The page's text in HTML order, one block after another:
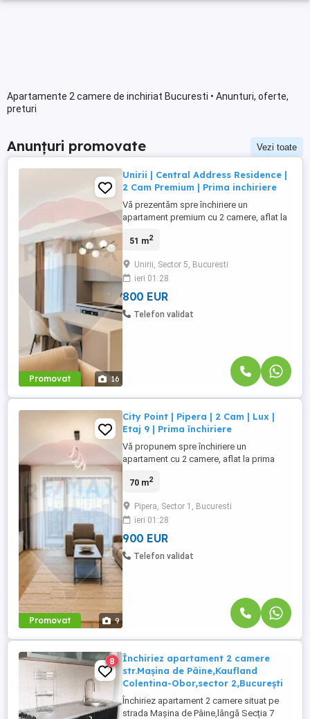
Apartamente 2 camere de inchiriat Bucuresti • Anunturi, oferte,
preturi
Anunțuri promovate Vezi toate
Promovat 16
Unirii | Central Address Residence |
2 Cam Premium | Prima inchiriere
Vă prezentăm spre închiriere un
apartament premium cu 2 camere, aflat la
rezidențial Central Address Residence –
poziționarea excelentă și accesul rapid
către centrul Capitalei. Situat la etajul 9 al
unui imobil finalizat în ...
51 m2
Unirii, Sector 5, Bucuresti
ieri 01:28
800 EUR
Telefon validat
Promovat 9
City Point | Pipera | 2 Cam | Lux |
Etaj 9 | Prima închiriere
Vă propunem spre închiriere un
apartament cu 2 camere, aflat la prima
complexul rezidențial City Point, în zona
mobilat și utilat, amenajat cu finisaje
premium, mobilier de calitate și
electrocasnice moderne, fiind ...
70 m2
Pipera, Sector 1, Bucuresti
ieri 01:28
900 EUR
Telefon validat
8
Închiriez apartament 2 camere
str.Mașina de Pâine,Kaufland
Colentina-Obor,sector 2,București
Închiriez apartament 2 camere situat pe
strada Mașina de Pâine,lângă Secția 7